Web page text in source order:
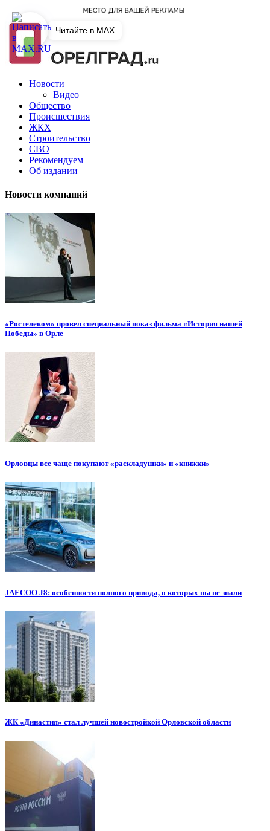
Новости
Видео
Общество
Происшествия
ЖКХ
Строительство
СВО
Рекомендуем
Об издании
Новости компаний
«Ростелеком» провел специальный показ фильма «История нашей
Победы» в Орле
Орловцы все чаще покупают «раскладушки» и «книжки»
JAECOO J8: особенности полного привода, о которых вы не знали
ЖК «Династия» стал лучшей новостройкой Орловской области
Читайте в MAX